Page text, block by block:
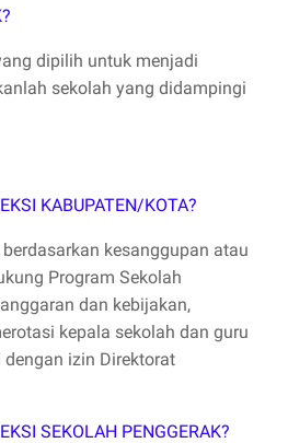
dipilih untuk menjadi
sekolah yang didampingi
KABUPATEN/KOTA?
kesanggupan atau
Program Sekolah
dan kebijakan,
kepala sekolah dan guru
izin Direktorat
SEKOLAH PENGGERAK?